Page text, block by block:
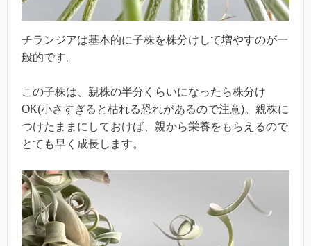
チランジアは基本的に子株を株分けして増やすのが一
般的です。
この子株は、親株の半分くらいになったら株分け
OK(小さすぎると枯れる恐れがあるので注意)。親株に
つけたままにしておけば、親から栄養をもらえるので
とても早く成長します。